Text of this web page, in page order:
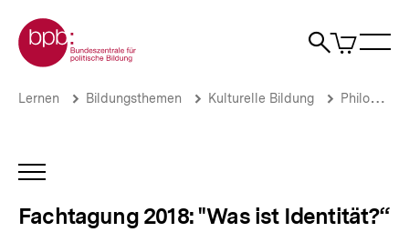
zum
Seiteninhalt
springen
Zur Startseite der bpb
Suche
Artikel
im
Identitätspolitik
Fachtagung
"Was
Identität?“
Brotkrümelnavigation
Pfadnavigation
Lernen Bildungsthemen Kulturelle Bildung Philosophie
INHALTSNAVIGATION
Fachtagung 2018: "Was ist Identität?“